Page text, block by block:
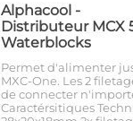
Alphacool -
Distributeur MCX
Waterblocks
Permet d'alimenter
MXC-One. Les 2
de connecter
Caractérsitiques